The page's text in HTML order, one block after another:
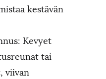
kestävän
Kevyet
tai
viivan